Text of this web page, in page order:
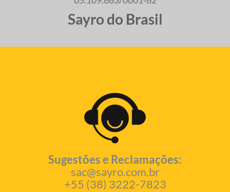
Sayro do Brasil
Sugestões e Reclamações:
sac@sayro.com.br
+55 (38) 3222-7823